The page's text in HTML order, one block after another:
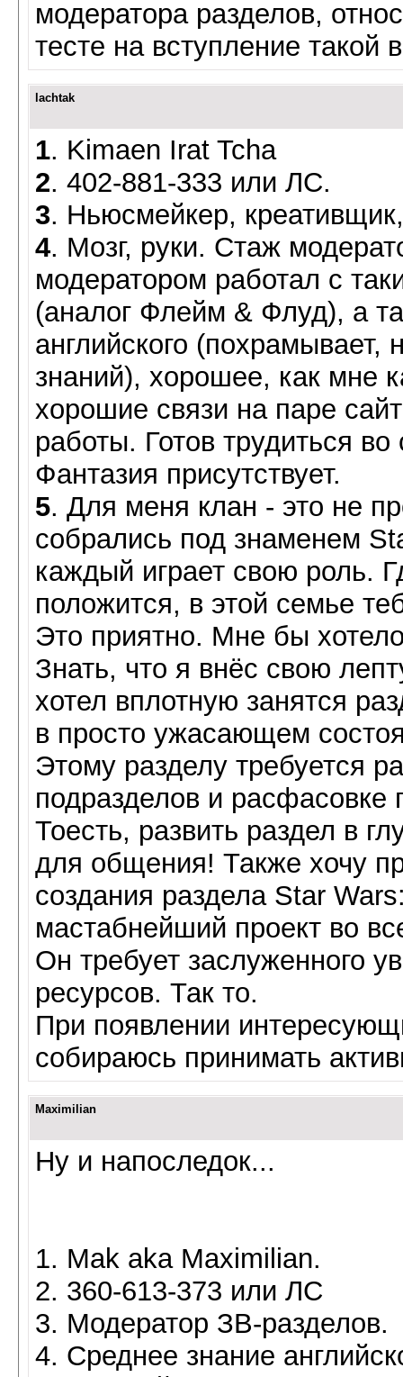
модератора разделов,
тесте на вступление такой
lachtak
1. Kimaen Irat Tcha
2. 402-881-333 или ЛС.
3. Ньюсмейкер,
4. Мозг, руки. Стаж
модератором работал с
(аналог Флейм & Флуд), а
английского
знаний), хорошее, как мне
хорошие связи на паре
работы. Готов трудиться
Фантазия присутствует.
5. Для меня клан - это не
собрались под знаменем
каждый играет свою роль.
положится, в этой семье
Это приятно. Мне бы
Знать, что я внёс свою
хотел вплотную занятся
в просто ужасающем
Этому разделу требуется
подразделов и
Тоесть, развить раздел в
для общения! Также хочу
создания раздела Star
мастабнейший проект во
Он требует заслуженного
ресурсов. Так то.
При появлении
собираюсь принимать
Maximilian
Ну и напоследок...
1. Mak aka Maximilian.
2. 360-613-373 или ЛС
3. Модератор ЗВ-разделов.
4. Среднее знание